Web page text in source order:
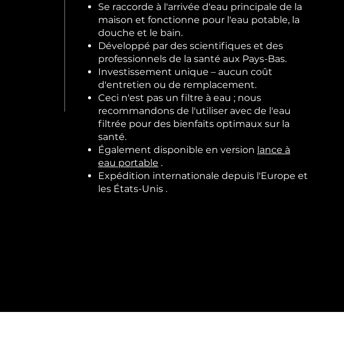
Se raccorde à l'arrivée d'eau principale de la
maison et fonctionne pour l'eau potable, la
douche et le bain.
Développé par des scientifiques et des
professionnels de la santé aux Pays-Bas.
Investissement unique – aucun coût
d'entretien ou de remplacement.
Ceci n'est pas un filtre à eau ; nous
recommandons de l'utiliser avec de l'eau
filtrée pour des bienfaits optimaux sur la
santé.
Également disponible en version lance à
eau portable .
Expédition internationale depuis l'Europe et
les États-Unis .